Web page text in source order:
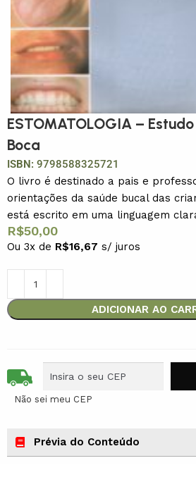
ESTOMATOLOGIA –
Boca
ISBN: 9798588325721
O livro é destinado a pais e
orientações da saúde bucal das
está escrito em uma linguagem
R$50,00
Ou 3x de R$16,67 s/ juros
ADICIONAR AO
Não sei meu CEP
Prévia do Conteúdo